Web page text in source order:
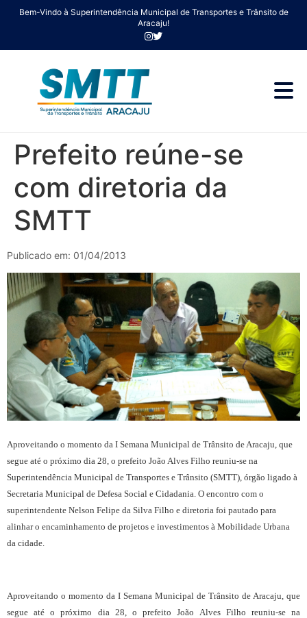
Bem-Vindo à Superintendência Municipal de Transportes e Trânsito de
Aracaju!
Prefeito reúne-se
com diretoria da
SMTT
Publicado em: 01/04/2013
Aproveitando o momento da I Semana Municipal de Trânsito de Aracaju, que
segue até o próximo dia 28, o prefeito João Alves Filho reuniu-se na
Superintendência Municipal de Transportes e Trânsito (SMTT), órgão ligado à
Secretaria Municipal de Defesa Social e Cidadania. O encontro com o
superintendente Nelson Felipe da Silva Filho e diretoria foi pautado para
alinhar o encaminhamento de projetos e investimentos à Mobilidade Urbana
da cidade.
Aproveitando o momento da I Semana Municipal de Trânsito de Aracaju, que
segue até o próximo dia 28, o prefeito João Alves Filho reuniu-se na